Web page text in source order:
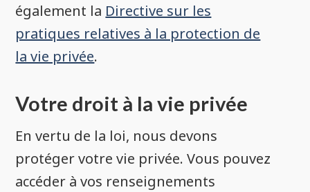
également la Directive sur les
pratiques relatives à la protection de
la vie privée.
Votre droit à la vie privée
En vertu de la loi, nous devons
protéger votre vie privée. Vous pouvez
accéder à vos renseignements